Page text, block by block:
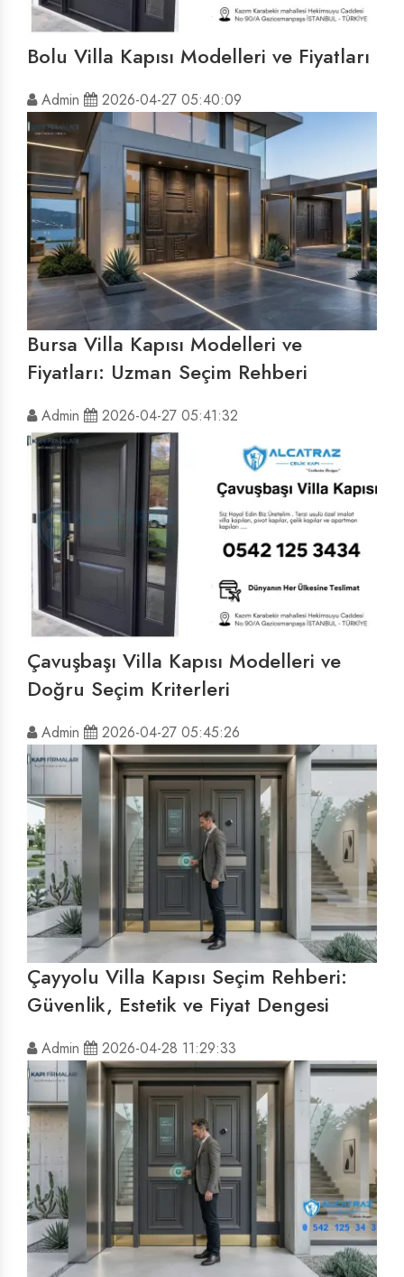
Bolu Villa Kapısı Modelleri ve Fiyatları
Admin 2026-04-27 05:40:09
Bursa Villa Kapısı Modelleri ve
Fiyatları: Uzman Seçim Rehberi
Admin 2026-04-27 05:41:32
Çavuşbaşı Villa Kapısı Modelleri ve
Doğru Seçim Kriterleri
Admin 2026-04-27 05:45:26
Çayyolu Villa Kapısı Seçim Rehberi:
Güvenlik, Estetik ve Fiyat Dengesi
Admin 2026-04-28 11:29:33